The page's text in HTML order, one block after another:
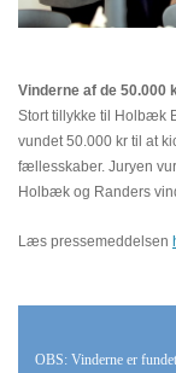
Vinderne af de 50.000
Stort tillykke til Holbæk
vundet 50.000 kr til at
fællesskaber. Juryen
Holbæk og Randers
Læs pressemeddelsen
OBS: Vinderne er